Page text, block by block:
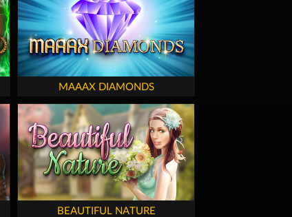
MAAAX DIAMONDS
BEAUTIFUL NATURE